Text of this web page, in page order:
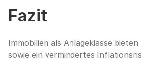
Fazit
Immobilien als Anlageklasse
sowie ein vermindertes